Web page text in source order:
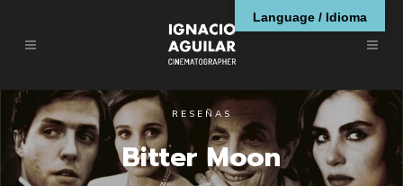
RESEÑAS
Bitter Moon
Language / Idioma